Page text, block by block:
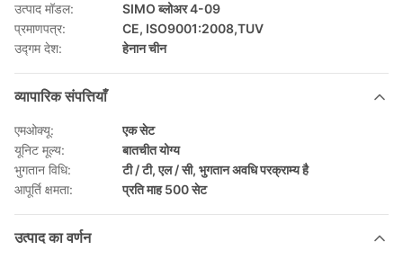
उत्पाद मॉडल:
SIMO ब्लोअर 4-09
प्रमाणपत्र:
CE, ISO9001:2008,TUV
उद्गम देश:
हेनान चीन
व्यापारिक संपत्तियाँ
एमओक्यू:
एक सेट
यूनिट मूल्य:
बातचीत योग्य
भुगतान विधि:
टी / टी, एल / सी, भुगतान अवधि परक्राम्य है
आपूर्ति क्षमता:
प्रति माह 500 सेट
उत्पाद का वर्णन